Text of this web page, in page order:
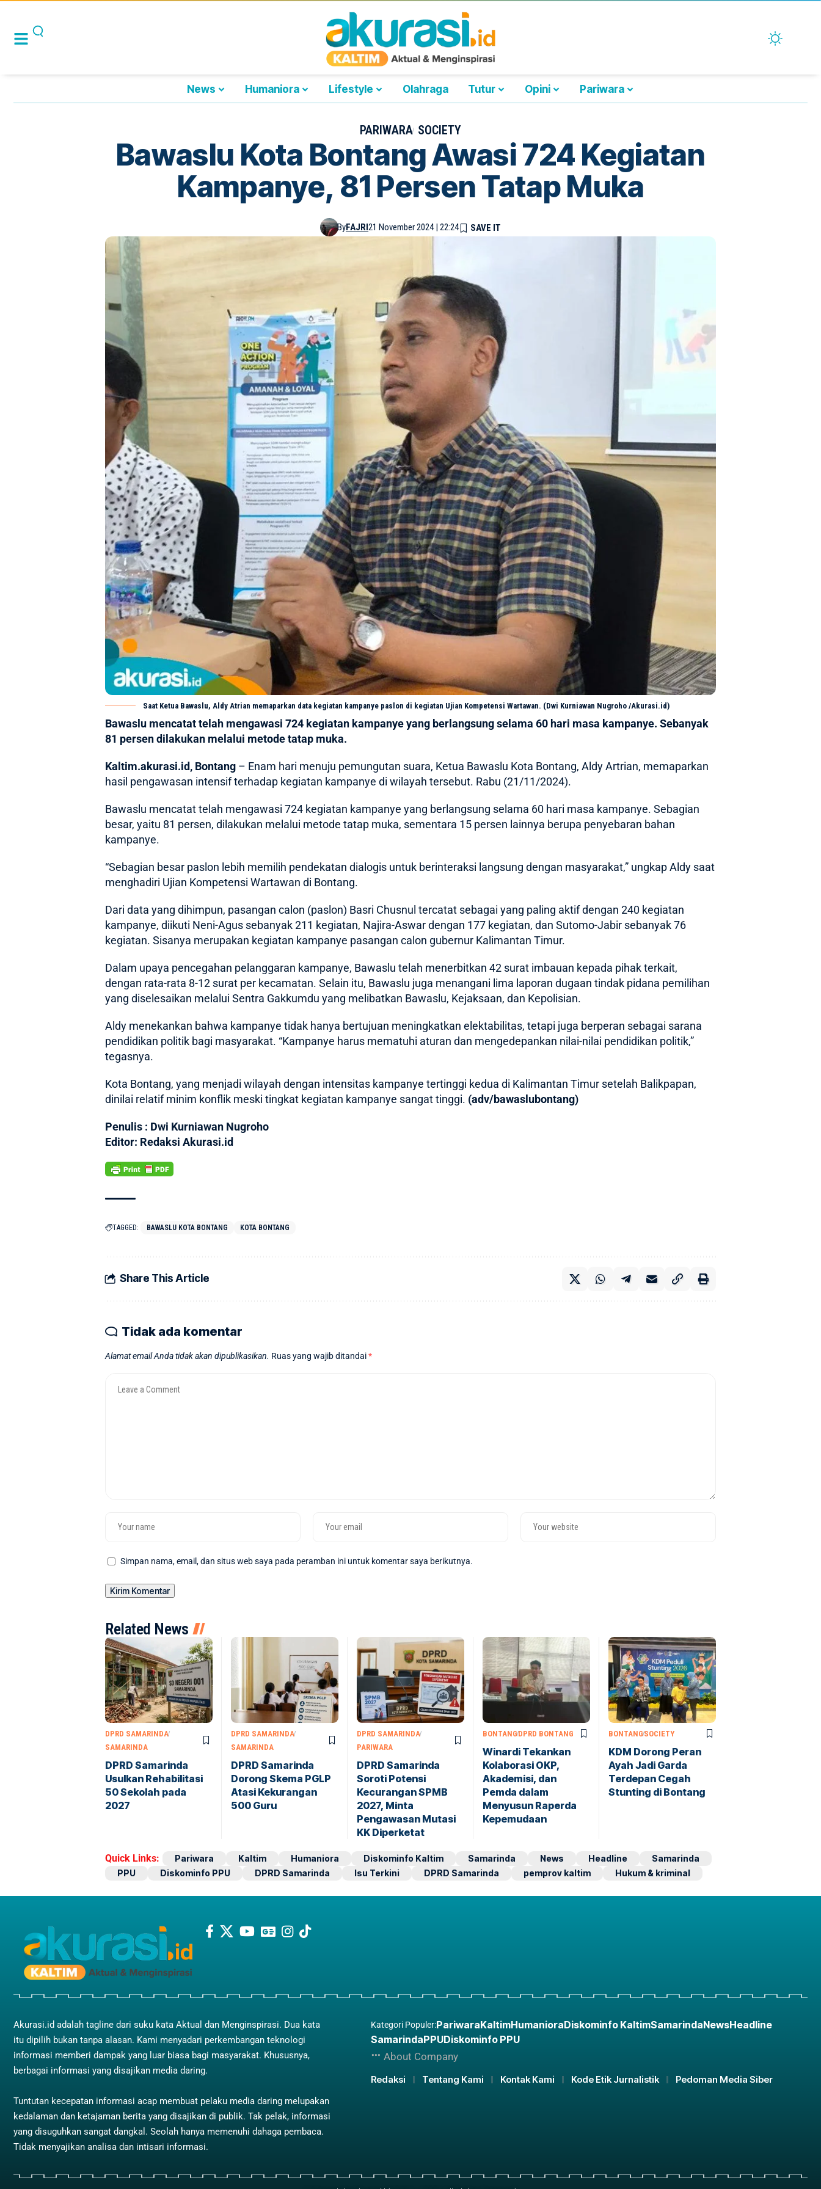
News Humaniora Lifestyle Olahraga Tutur Opini Pariwara
PARIWARA SOCIETY
Bawaslu Kota Bontang Awasi 724 Kegiatan
Kampanye, 81 Persen Tatap Muka
ByFAJRI21 November 2024 | 22:24
Saat Ketua Bawaslu, Aldy Atrian memaparkan data kegiatan kampanye paslon di kegiatan Ujian Kompetensi Wartawan. (Dwi Kurniawan Nugroho /Akurasi.id)
Bawaslu mencatat telah mengawasi 724 kegiatan kampanye yang berlangsung selama 60 hari masa kampanye. Sebanyak
81 persen dilakukan melalui metode tatap muka.
Kaltim.akurasi.id, Bontang – Enam hari menuju pemungutan suara, Ketua Bawaslu Kota Bontang, Aldy Artrian, memaparkan
hasil pengawasan intensif terhadap kegiatan kampanye di wilayah tersebut. Rabu (21/11/2024).
Bawaslu mencatat telah mengawasi 724 kegiatan kampanye yang berlangsung selama 60 hari masa kampanye. Sebagian
besar, yaitu 81 persen, dilakukan melalui metode tatap muka, sementara 15 persen lainnya berupa penyebaran bahan
kampanye.
“Sebagian besar paslon lebih memilih pendekatan dialogis untuk berinteraksi langsung dengan masyarakat,” ungkap Aldy saat
menghadiri Ujian Kompetensi Wartawan di Bontang.
Dari data yang dihimpun, pasangan calon (paslon) Basri Chusnul tercatat sebagai yang paling aktif dengan 240 kegiatan
kampanye, diikuti Neni-Agus sebanyak 211 kegiatan, Najira-Aswar dengan 177 kegiatan, dan Sutomo-Jabir sebanyak 76
kegiatan. Sisanya merupakan kegiatan kampanye pasangan calon gubernur Kalimantan Timur.
Dalam upaya pencegahan pelanggaran kampanye, Bawaslu telah menerbitkan 42 surat imbauan kepada pihak terkait,
dengan rata-rata 8-12 surat per kecamatan. Selain itu, Bawaslu juga menangani lima laporan dugaan tindak pidana pemilihan
yang diselesaikan melalui Sentra Gakkumdu yang melibatkan Bawaslu, Kejaksaan, dan Kepolisian.
Aldy menekankan bahwa kampanye tidak hanya bertujuan meningkatkan elektabilitas, tetapi juga berperan sebagai sarana
pendidikan politik bagi masyarakat. “Kampanye harus mematuhi aturan dan mengedepankan nilai-nilai pendidikan politik,”
tegasnya.
Kota Bontang, yang menjadi wilayah dengan intensitas kampanye tertinggi kedua di Kalimantan Timur setelah Balikpapan,
dinilai relatif minim konflik meski tingkat kegiatan kampanye sangat tinggi. (adv/bawaslubontang)
Penulis : Dwi Kurniawan Nugroho
Editor: Redaksi Akurasi.id
TAGGED: BAWASLU KOTA BONTANG KOTA BONTANG
Share This Article
Tidak ada komentar
Alamat email Anda tidak akan dipublikasikan. Ruas yang wajib ditandai*
Simpan nama, email, dan situs web saya pada peramban ini untuk komentar saya berikutnya.
Related News
DPRD SAMARINDA
SAMARINDA
DPRD Samarinda
Usulkan Rehabilitasi
50 Sekolah pada
2027
DPRD SAMARINDA
SAMARINDA
DPRD Samarinda
Dorong Skema PGLP
Atasi Kekurangan
500 Guru
DPRD SAMARINDA
PARIWARA
DPRD Samarinda
Soroti Potensi
Kecurangan SPMB
2027, Minta
Pengawasan Mutasi
KK Diperketat
BONTANGDPRD BONTANG
Winardi Tekankan
Kolaborasi OKP,
Akademisi, dan
Pemda dalam
Menyusun Raperda
Kepemudaan
BONTANGSOCIETY
KDM Dorong Peran
Ayah Jadi Garda
Terdepan Cegah
Stunting di Bontang
Quick Links: Pariwara Kaltim Humaniora Diskominfo Kaltim Samarinda News Headline
Samarinda
PPU
Diskominfo PPU DPRD Samarinda Isu Terkini DPRD Samarinda pemprov kaltim Hukum & kriminal
Akurasi.id adalah tagline dari suku kata Aktual dan Menginspirasi. Dua kata
itu dipilih bukan tanpa alasan. Kami menyadari perkembangan teknologi
informasi memberi dampak yang luar biasa bagi masyarakat. Khususnya,
berbagai informasi yang disajikan media daring.
Tuntutan kecepatan informasi acap membuat pelaku media daring melupakan
kedalaman dan ketajaman berita yang disajikan di publik. Tak pelak, informasi
yang disuguhkan sangat dangkal. Seolah hanya memenuhi dahaga pembaca.
Tidak menyajikan analisa dan intisari informasi.
Kategori Populer:PariwaraKaltimHumanioraDiskominfo KaltimSamarindaNewsHeadline
SamarindaPPUDiskominfo PPU
About Company
Redaksi
Tentang Kami Kontak Kami Kode Etik Jurnalistik Pedoman Media Siber